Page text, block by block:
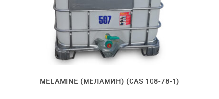
Этот
товар
имеет
несколько
вариаций.
Опции
выбрать
на
MELAMINE (МЕЛАМИН) (CAS 108-78-1)